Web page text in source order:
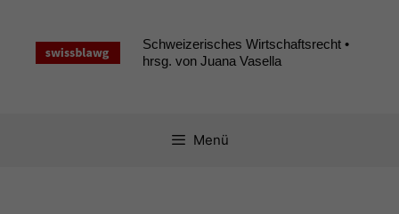
springen
Schweizerisches Wirtschaftsrecht •
hrsg. von Juana Vasella
Menü